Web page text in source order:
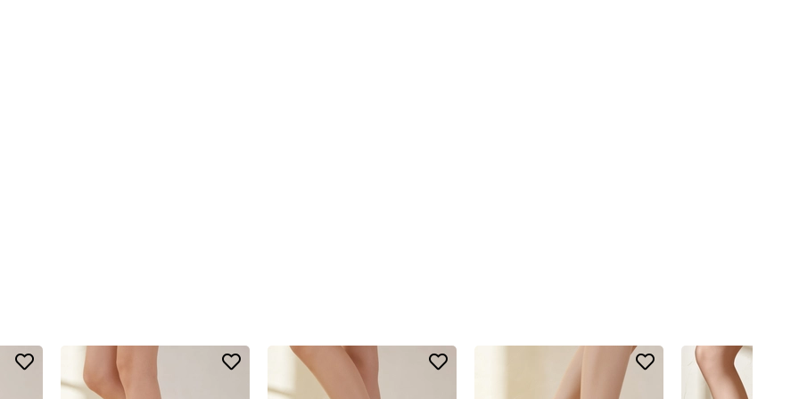
edilebilir.
sağlayabilir.